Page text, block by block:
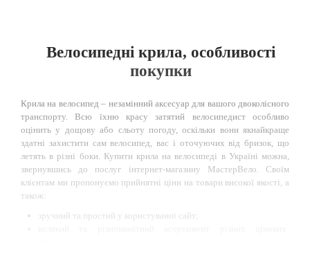
Велосипедні крила, особливості
покупки
Крила на велосипед – незамінний аксесуар для вашого двоколісного
транспорту. Всю їхню красу затятий велосипедист особливо
оцінить у дощову або сльоту погоду, оскільки вони якнайкраще
здатні захистити сам велосипед, вас і оточуючих від бризок, що
летять в різні боки. Купити крила на велосипеді в Україні можна,
звернувшись до послуг інтернет-магазину МастерВело. Своїм
клієнтам ми пропонуємо прийнятні ціни на товари високої якості, а
також:
зручний та простий у користуванні сайт;